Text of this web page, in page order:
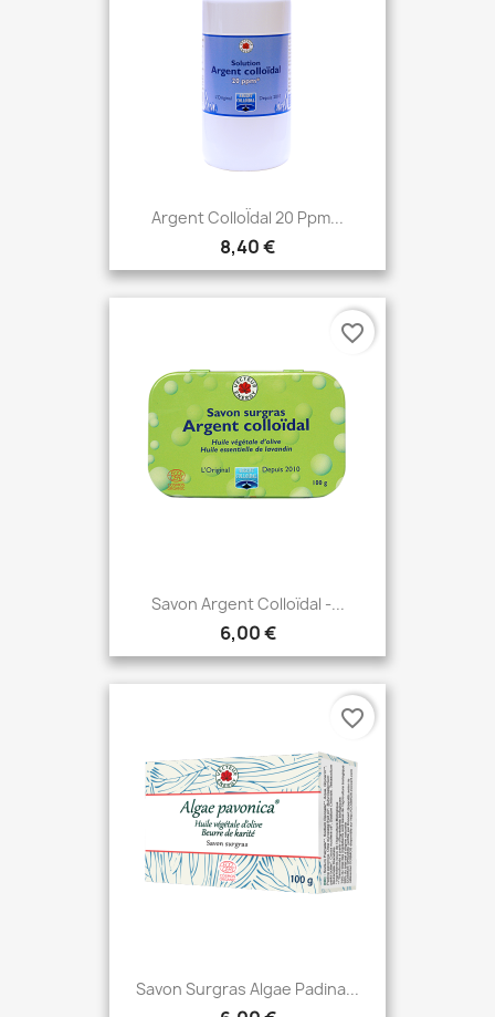
Argent ColloÏdal 20 Ppm...
8,40 €
Savon Argent Colloïdal -...
6,00 €
favorite_border
Savon Surgras Algae Padina...
favorite_border